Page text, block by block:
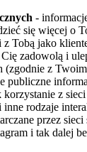
-
się więcej o
z Tobą jako
zadowolą i
(zgodnie z
publiczne
z
rodzaje
przez sieci
i tak dalej